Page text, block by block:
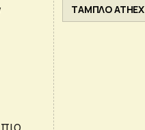
ΤΑΜΠΛΟ ATHEX